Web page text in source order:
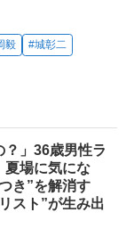
毅
#城彰二
？」36歳男性ラ
場に気にな
き”を解消す
スト”が生み出